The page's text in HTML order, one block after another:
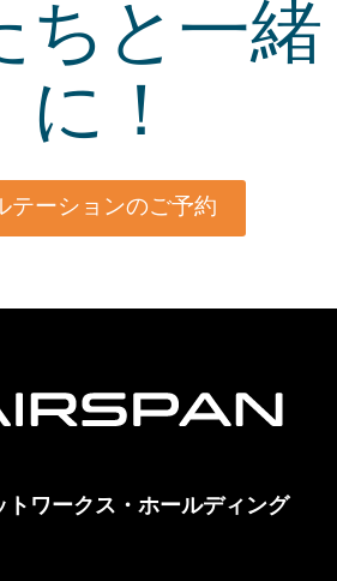
ちと一緒
に！
テーションのご予約
トワークス・ホールディング